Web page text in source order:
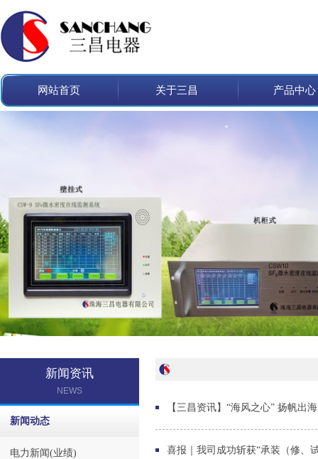
网站首页 关于三昌 产品中心
新闻资讯
NEWS
新闻动态
电力新闻(业绩)
【三昌资讯】“海风之心” 扬帆出
喜报｜我司成功斩获“承装（修、